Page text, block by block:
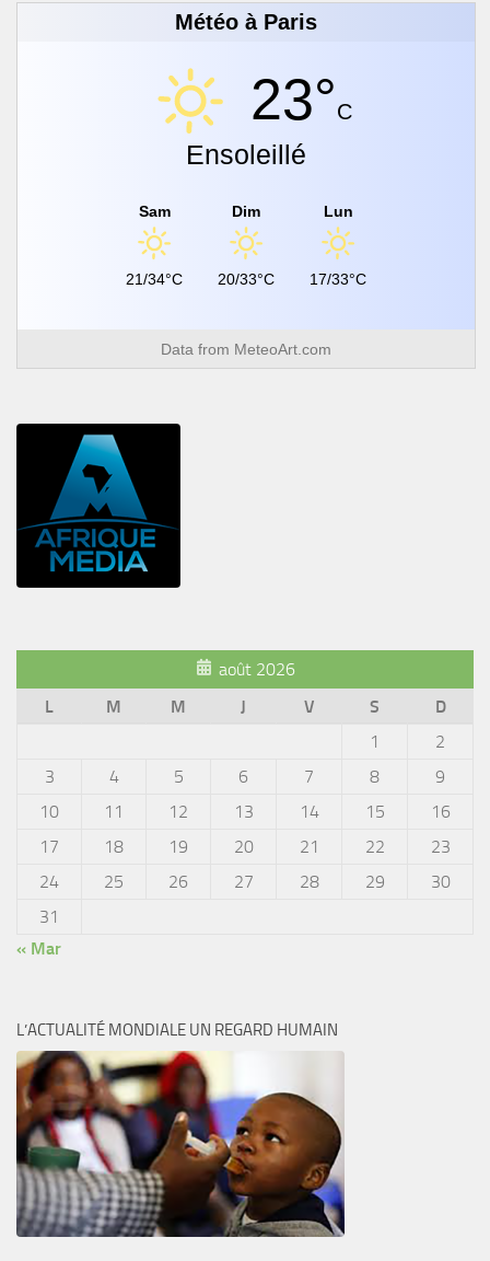
Météo à Paris
23°C
Ensoleillé
Sam
21/34°C
Dim
20/33°C
Lun
17/33°C
Data from MeteoArt.com
août 2026
L
M M J V S
D
1
2
3
4 5 6 7 8
9
10
11 12 13 14 15
16
17
18 19 20 21 22
23
24
25 26 27 28 29
30
31
« Mar
L’ACTUALITÉ MONDIALE UN REGARD HUMAIN